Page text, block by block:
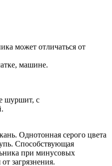
может отличаться от
машине.
шуршит, с
Однотонная серого цвета
Способствующая
при минусовых
загрязнения.